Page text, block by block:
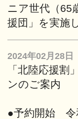
ニア世代（65
援団」を実施
2024年02月28日
「北陸応援割
ンのご案内
●予約開始 令